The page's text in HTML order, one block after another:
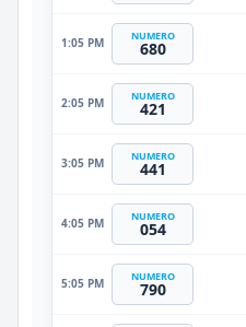
1:05 PM NUMERO
680
2:05 PM NUMERO
421
3:05 PM NUMERO
441
4:05 PM NUMERO
054
5:05 PM NUMERO
790